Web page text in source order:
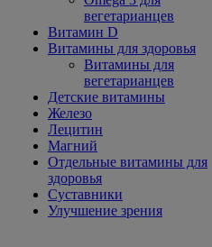
вегетарианцев
Витамин D
Витамины для здоровья
Витамины для
вегетарианцев
Детские витамины
Железо
Лецитин
Магний
Отдельные витамины для
здоровья
Суставники
Улучшение зрения